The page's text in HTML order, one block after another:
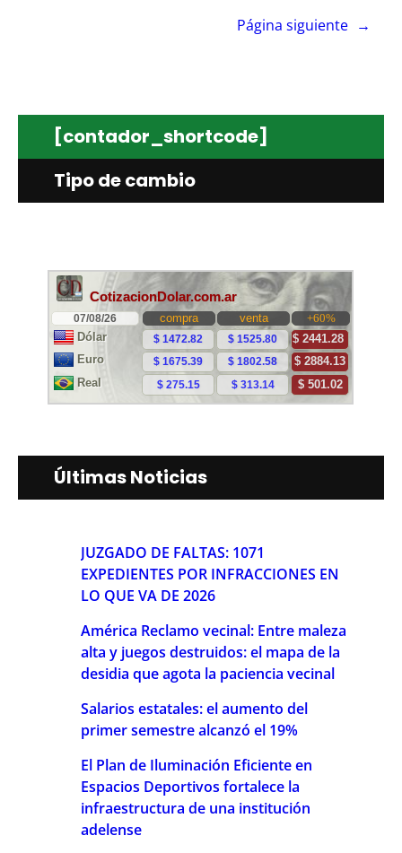
Página siguiente →
[contador_shortcode]
Tipo de cambio
Últimas Noticias
JUZGADO DE FALTAS: 1071
EXPEDIENTES POR INFRACCIONES EN
LO QUE VA DE 2026
América Reclamo vecinal: Entre maleza
alta y juegos destruidos: el mapa de la
desidia que agota la paciencia vecinal
Salarios estatales: el aumento del
primer semestre alcanzó el 19%
El Plan de Iluminación Eficiente en
Espacios Deportivos fortalece la
infraestructura de una institución
adelense